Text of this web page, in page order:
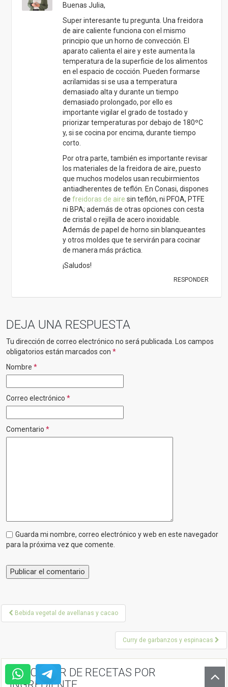
Buenas Julia,
Super interesante tu pregunta. Una freidora
de aire caliente funciona con el mismo
principio que un horno de convección. El
aparato calienta el aire y este aumenta la
temperatura de la superficie de los alimentos
en el espacio de cocción. Pueden formarse
acrilamidas si se usa a temperatura
demasiado alta y durante un tiempo
demasiado prolongado, por ello es
importante vigilar el grado de tostado y
priorizar temperaturas por debajo de 180ºC
y, si se cocina por encima, durante tiempo
corto.
Por otra parte, también es importante revisar
los materiales de la freidora de aire, puesto
que muchos modelos usan recubirmientos
antiadherentes de teflón. En Conasi, dispones
de freidoras de aire sin teflón, ni PFOA, PTFE
ni BPA; además de otras opciones con cesta
de cristal o rejilla de acero inoxidable.
Además de papel de horno sin blanqueantes
y otros moldes que te servirán para cocinar
de manera más práctica.
¡Saludos!
RESPONDER
DEJA UNA RESPUESTA
Tu dirección de correo electrónico no será publicada.
Los campos
obligatorios están marcados con *
Nombre *
Correo electrónico *
Comentario *
Guarda mi nombre, correo electrónico y web en este navegador
para la próxima vez que comente.
P
t
n
Bebida vegetal de avellanas y cacao
Curry de garbanzos y espinacas
BUSCADOR DE RECETAS POR